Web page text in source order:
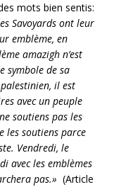
mots bien sentis:
Savoyards ont leur
emblème, en
amazigh n’est
symbole de sa
il est
avec un peuple
soutiens pas les
les soutiens parce
Vendredi, le
avec les emblèmes
pas.» (Article